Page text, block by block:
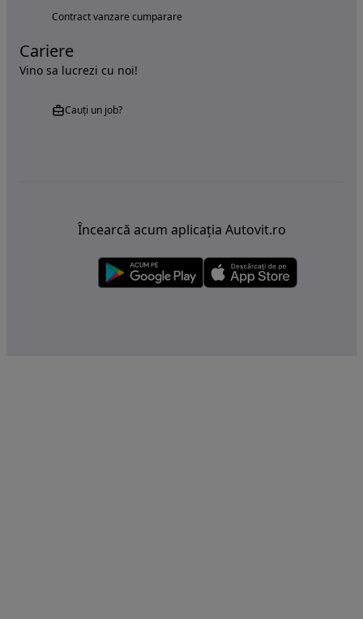
Contract vanzare cumparare
Cariere
Vino sa lucrezi cu noi!
Cauți un job?
Încearcă acum aplicația Autovit.ro